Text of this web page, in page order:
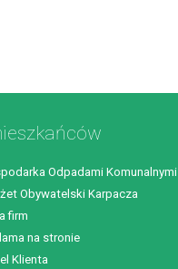
Odpadami Komunalnymi
Obywatelski Karpacza
firm
na stronie
Klienta